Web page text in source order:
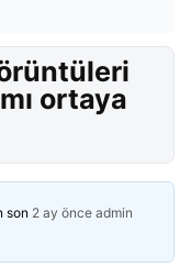
ortaya
son 2 ay önce admin